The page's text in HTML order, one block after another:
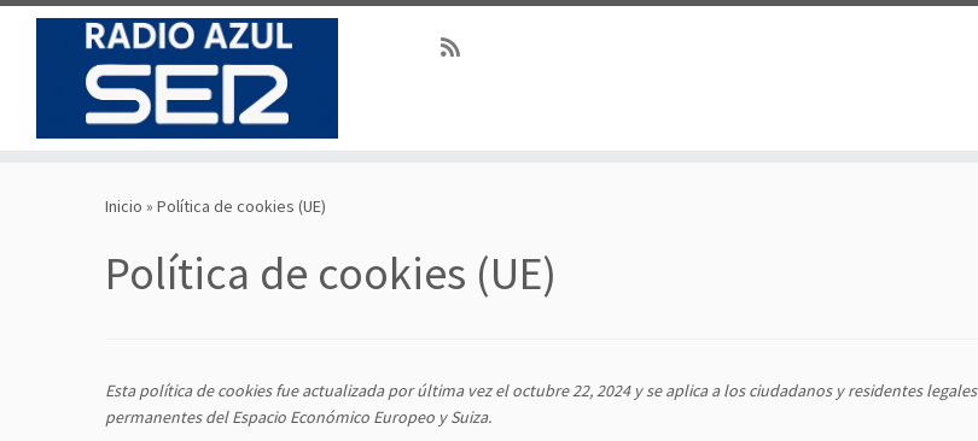
Inicio » Política de cookies (UE)
Política de cookies (UE)
Esta política de cookies fue actualizada por última vez el octubre 22, 2024 y se aplica a los ciudadanos y residentes legales
permanentes del Espacio Económico Europeo y Suiza.